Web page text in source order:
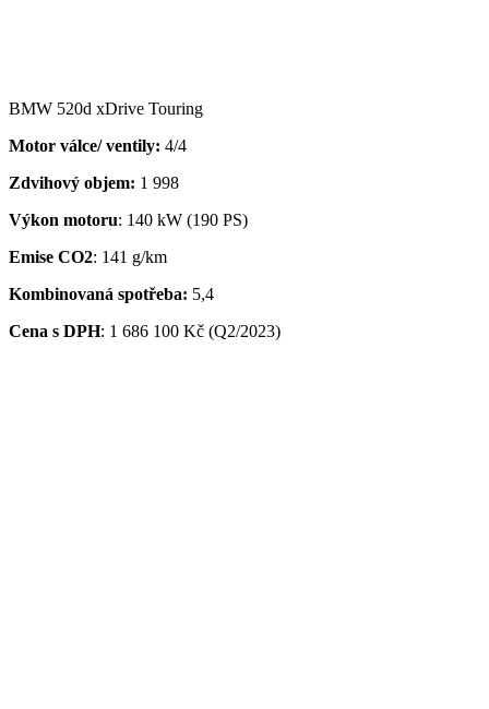
BMW 520d xDrive Touring
Motor válce/ ventily: 4/4
Zdvihový objem: 1 998
Výkon motoru: 140 kW (190 PS)
Emise CO2: 141 g/km
Kombinovaná spotřeba: 5,4
Cena s DPH: 1 686 100 Kč (Q2/2023)